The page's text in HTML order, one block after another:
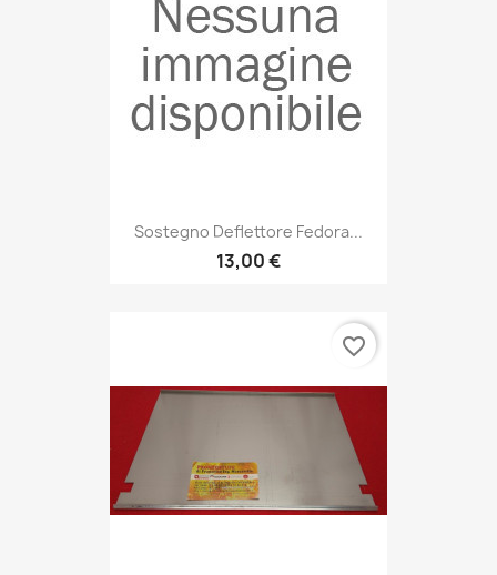
Sostegno Deflettore Fedora...
13,00 €
favorite_border